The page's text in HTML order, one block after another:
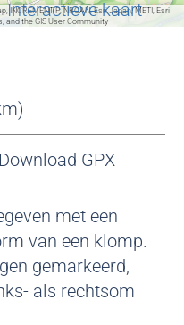
Interactieve kaart
o
l
u
e
r
W
i
l
p
INCREMENT P, NRCAN, Esri Japan, METI, Esri
and the GIS User Community
Download GPX
met een
van een klomp.
gemarkeerd,
als rechtsom